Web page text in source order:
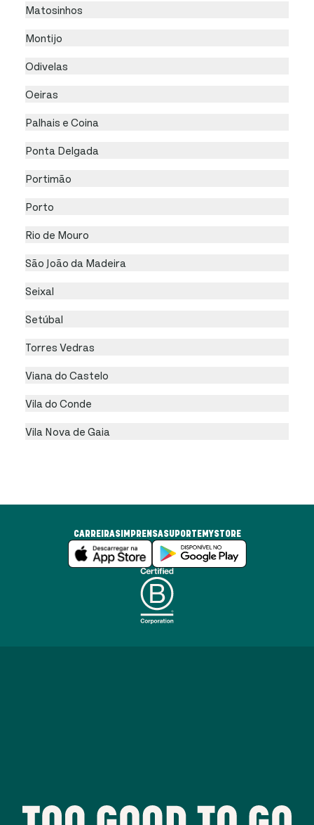
Matosinhos
Montijo
Odivelas
Oeiras
Palhais e Coina
Ponta Delgada
Portimão
Porto
Rio de Mouro
São João da Madeira
Seixal
Setúbal
Torres Vedras
Viana do Castelo
Vila do Conde
Vila Nova de Gaia
CARREIRASIMPRENSA SUPORTEMYSTORE